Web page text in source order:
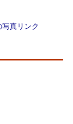
写真リンク